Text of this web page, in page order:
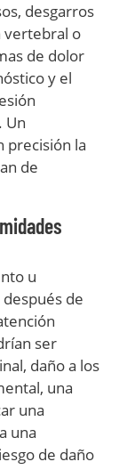
desgarros
vertebral o
de dolor
y el
Un
precisión la
de
u
de
ser
daño a los
una
una
una
de daño